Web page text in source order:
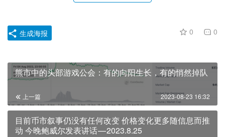
0 0
生成海报
熊市中的头部游戏公会：有的向阳生长，有的悄然掉队
上一篇 2023-08-23 16:32
目前币市叙事仍没有任何改变 价格变化更多随信息而推
动 今晚鲍威尔发表讲话 — 2023.8.25